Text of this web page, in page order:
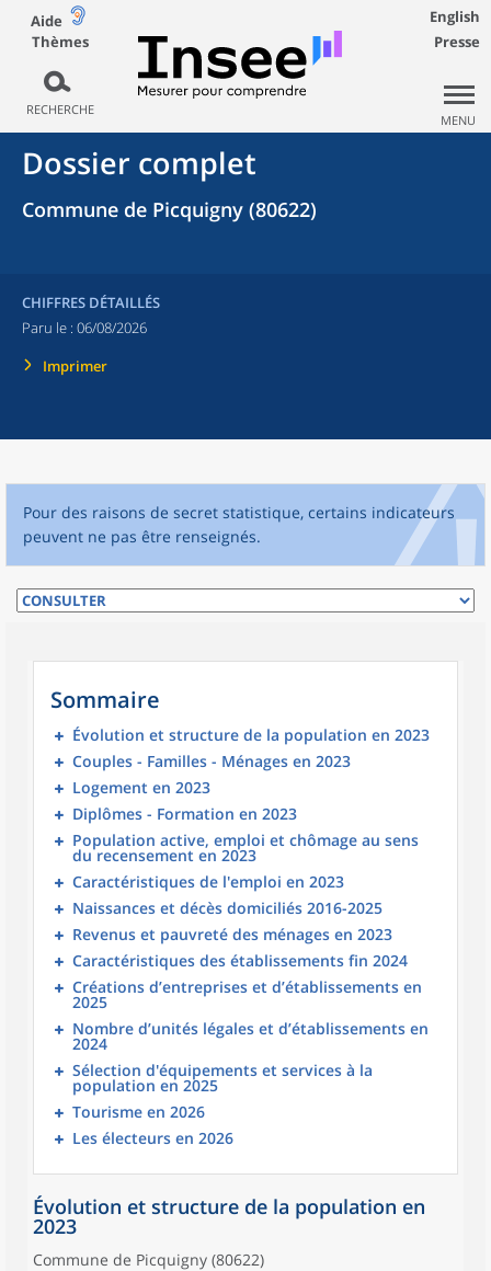
Aide
Thèmes
RECHERCHE
English
Presse
MENU
Dossier complet
Commune de Picquigny (80622)
CHIFFRES DÉTAILLÉS
Paru le : 06/08/2026
Imprimer
Pour des raisons de secret statistique, certains indicateurs
peuvent ne pas être renseignés.
Sommaire
Évolution et structure de la population en 2023
Couples - Familles - Ménages en 2023
Logement en 2023
Diplômes - Formation en 2023
Population active, emploi et chômage au sens
du recensement en 2023
Caractéristiques de l'emploi en 2023
Naissances et décès domiciliés 2016-2025
Revenus et pauvreté des ménages en 2023
Caractéristiques des établissements fin 2024
Créations d’entreprises et d’établissements en
2025
Nombre d’unités légales et d’établissements en
2024
Sélection d'équipements et services à la
population en 2025
Tourisme en 2026
Les électeurs en 2026
Évolution et structure de la population en
2023
Commune de Picquigny (80622)